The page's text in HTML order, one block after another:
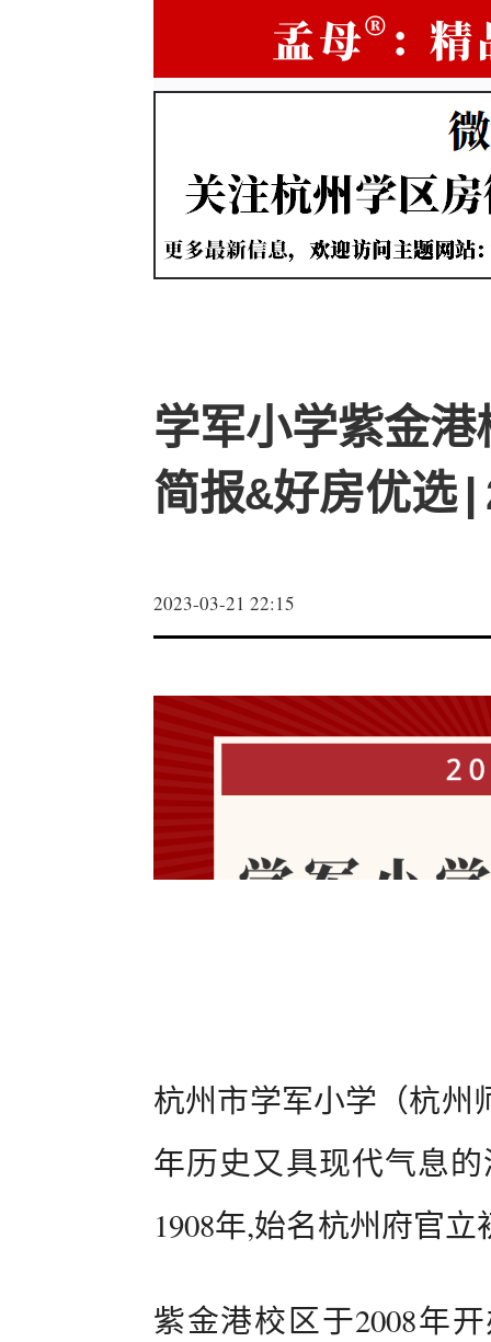
学军小学紫金
简报&好房优选
2023-03-21 22:15
杭州市学军小学（杭州
年历史又具现代气息
1908年,始名杭州府官
紫金港校区于2008年